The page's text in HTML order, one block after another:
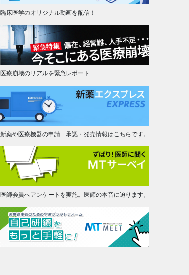
臨床医学のオリジナル動画を配信！
医療崩壊のリアルを緊急レポート
新薬や医療機器の申請・承認・発売情報はこちらです。
医師会員へアンケートを実施。医師の本音に迫ります。